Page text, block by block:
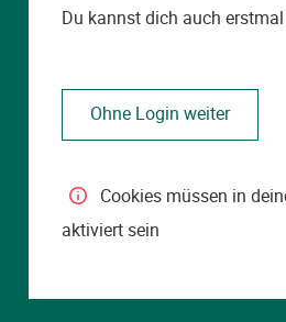
Du kannst dich auch
Hilfe
für
Cookies müssen in
aktiviert sein